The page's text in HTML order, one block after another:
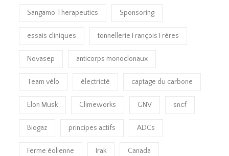
Sangamo Therapeutics Sponsoring
essais cliniques tonnellerie François Frères
Novasep anticorps monoclonaux
Team vélo électricté captage du carbone
Elon Musk Climeworks GNV sncf
Biogaz principes actifs ADCs
Ferme éolienne Irak Canada